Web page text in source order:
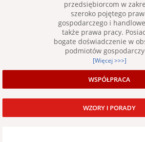
przedsiębiorcom w
szeroko pojętego
gospodarczego i
także prawa pracy.
bogate doświadczenie w
podmiotów
[Więcej >>>]
WSPÓŁPRACA
WZORY I PORADY